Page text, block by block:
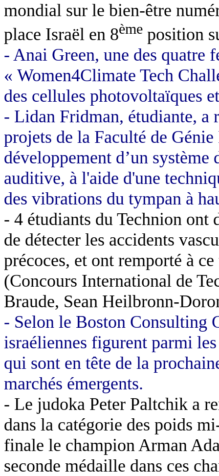
mondial sur le bien-être
place Israël en 8ème position
- Anai Green, une des quatre
« Women4Climate Tech
des cellules photovoltaïques
- Lidan Fridman, étudiante, a
projets de la Faculté de
développement d’un
auditive, à l'aide d'une
des vibrations du tympan à
- 4 étudiants du Technion ont
de détecter les accidents
précoces, et ont remporté à
(Concours International de
Braude, Sean Heilbronn-
- Selon le Boston Consulting
israéliennes figurent parmi
qui sont en tête de la
marchés émergents.
- Le judoka Peter Paltchik a
dans la catégorie des poids
finale le champion Arman
seconde médaille dans ces